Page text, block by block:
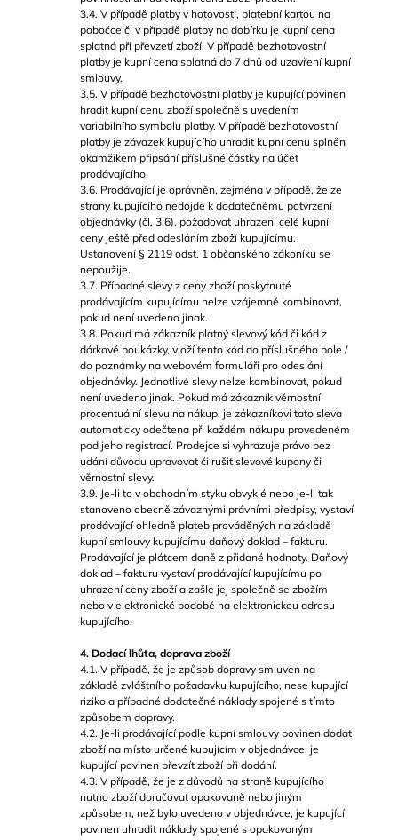
3.4. V případě platby v hotovosti, platební kartou na
pobočce či v případě platby na dobírku je kupní cena
splatná při převzetí zboží. V případě bezhotovostní
platby je kupní cena splatná do 7 dnů od uzavření kupní
smlouvy.
3.5. V případě bezhotovostní platby je kupující povinen
hradit kupní cenu zboží společně s uvedením
variabilního symbolu platby. V případě bezhotovostní
platby je závazek kupujícího uhradit kupní cenu splněn
okamžikem připsání příslušné částky na účet
prodávajícího.
3.6. Prodávající je oprávněn, zejména v případě, že ze
strany kupujícího nedojde k dodatečnému potvrzení
objednávky (čl. 3.6), požadovat uhrazení celé kupní
ceny ještě před odesláním zboží kupujícímu.
Ustanovení § 2119 odst. 1 občanského zákoníku se
nepoužije.
3.7. Případné slevy z ceny zboží poskytnuté
prodávajícím kupujícímu nelze vzájemně kombinovat,
pokud není uvedeno jinak.
3.8. Pokud má zákazník platný slevový kód či kód z
dárkové poukázky, vloží tento kód do příslušného pole /
do poznámky na webovém formuláři pro odeslání
objednávky. Jednotlivé slevy nelze kombinovat, pokud
není uvedeno jinak. Pokud má zákazník věrnostní
procentuální slevu na nákup, je zákazníkovi tato sleva
automaticky odečtena při každém nákupu provedeném
pod jeho registrací. Prodejce si vyhrazuje právo bez
udání důvodu upravovat či rušit slevové kupony či
věrnostní slevy.
3.9. Je-li to v obchodním styku obvyklé nebo je-li tak
stanoveno obecně závaznými právními předpisy, vystaví
prodávající ohledně plateb prováděných na základě
kupní smlouvy kupujícímu daňový doklad – fakturu.
Prodávající je plátcem daně z přidané hodnoty. Daňový
doklad – fakturu vystaví prodávající kupujícímu po
uhrazení ceny zboží a zašle jej společně se zbožím
nebo v elektronické podobě na elektronickou adresu
kupujícího.
4. Dodací lhůta, doprava zboží
4.1. V případě, že je způsob dopravy smluven na
základě zvláštního požadavku kupujícího, nese kupující
riziko a případné dodatečné náklady spojené s tímto
způsobem dopravy.
4.2. Je-li prodávající podle kupní smlouvy povinen dodat
zboží na místo určené kupujícím v objednávce, je
kupující povinen převzít zboží při dodání.
4.3. V případě, že je z důvodů na straně kupujícího
nutno zboží doručovat opakovaně nebo jiným
způsobem, než bylo uvedeno v objednávce, je kupující
povinen uhradit náklady spojené s opakovaným